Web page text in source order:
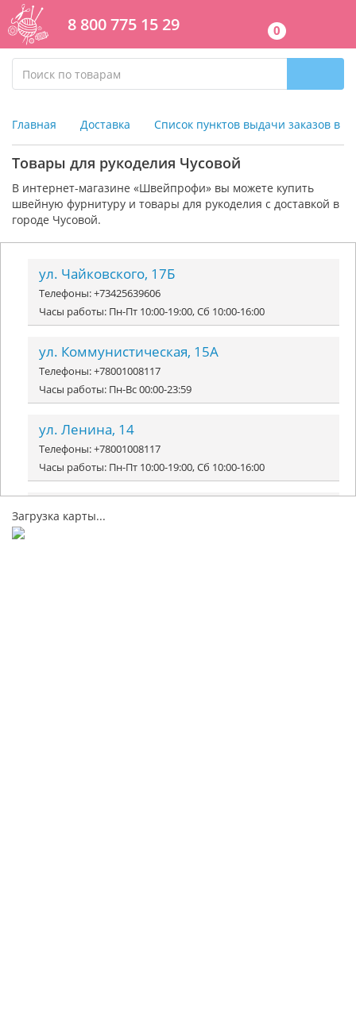
8 800 775 15 29 0
Главная Доставка Список пунктов выдачи заказов в
Товары для рукоделия Чусовой
В интернет-магазине «Швейпрофи» вы можете купить
швейную фурнитуру и товары для рукоделия с доставкой в
городе Чусовой.
ул. Чайковского, 17Б
Телефоны: +73425639606
Часы работы: Пн-Пт 10:00-19:00, Сб 10:00-16:00
ул. Коммунистическая, 15А
Телефоны: +78001008117
Часы работы: Пн-Вс 00:00-23:59
ул. Ленина, 14
Телефоны: +78001008117
Часы работы: Пн-Пт 10:00-19:00, Сб 10:00-16:00
Телефоны: +74950090405
Загрузка карты...